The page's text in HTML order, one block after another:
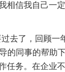
相信我自己一
去了，回顾一
的同事的帮助
任务。在企业